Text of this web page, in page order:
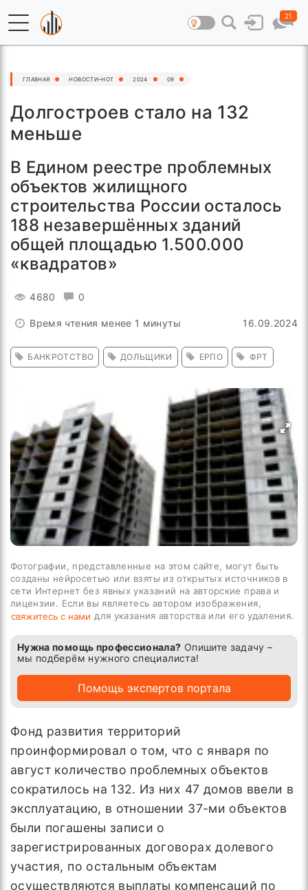
21
ГЛАВНАЯ НОВОСТИ–HOT 2024 09
Долгостроев стало на 132
меньше
В Едином реестре проблемных
объектов жилищного
строительства России осталось
188 незавершённых зданий
общей площадью 1.500.000
«квадратов»
4680 0
Время чтения менее 1 минуты 16.09.2024
БАНКРОТСТВО ДОЛЬЩИКИ ЕРПО ФРТ
Фотографии, представленные на этом сайте, могут быть
созданы нейросетью или взяты из открытых источников в
сети Интернет без явных указаний на авторские права и
лицензии. Если вы являетесь автором изображения,
свяжитесь с нами для указания авторства или его удаления.
Нужна помощь профессионала? Опишите задачу –
мы подберём нужного специалиста!
Помощь экспертов портала
Фонд развития территорий
проинформировал о том, что с января по
август количество проблемных объектов
сократилось на 132. Из них 47 домов ввели в
эксплуатацию, в отношении 37-ми объектов
были погашены записи о
зарегистрированных договорах долевого
участия, по остальным объектам
осуществляются выплаты компенсаций по